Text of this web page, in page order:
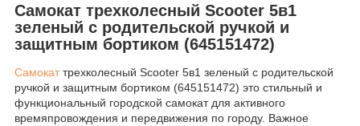
Самокат трехколесный Scooter 5в1
зеленый с родительской ручкой и
защитным бортиком (645151472)
Самокаттрехколесный Scooter 5в1 зеленый с родительской
ручкой и защитным бортиком (645151472) это стильный и
функциональный городской самокат для активного
времяпровождения и передвижения по городу. Важное